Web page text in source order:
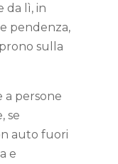
da lì, in
pendenza,
sulla
a persone
se
auto fuori
e